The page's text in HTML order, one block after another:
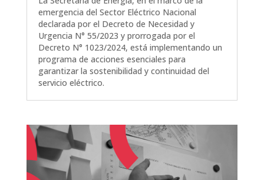
emergencia del Sector Eléctrico Nacional
declarada por el Decreto de Necesidad y
Urgencia N° 55/2023 y prorrogada por el
Decreto N° 1023/2024, está implementando un
programa de acciones esenciales para
garantizar la sostenibilidad y continuidad del
servicio eléctrico.